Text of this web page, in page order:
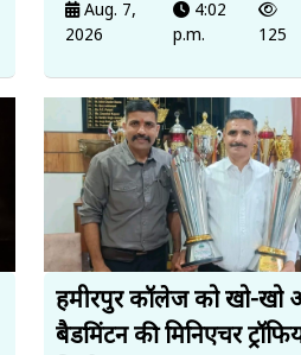
Aug. 7,
2026
4:02
p.m.
125
हमीरपुर कॉलेज को खो-खो
बैडमिंटन की मिनिएचर